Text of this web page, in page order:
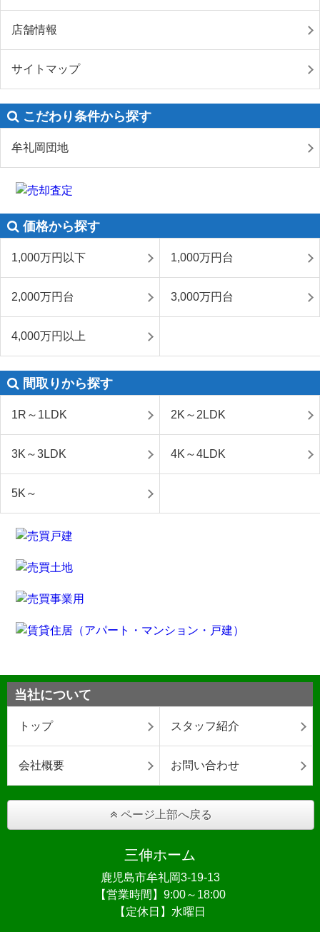
店舗情報
サイトマップ
こだわり条件から探す
牟礼岡団地
価格から探す
1,000万円以下 1,000万円台
2,000万円台 3,000万円台
4,000万円以上
間取りから探す
1R～1LDK 2K～2LDK
3K～3LDK 4K～4LDK
5K～
当社について
トップ スタッフ紹介
会社概要 お問い合わせ
ページ上部へ戻る
三伸ホーム
鹿児島市牟礼岡3-19-13
【営業時間】9:00～18:00
【定休日】水曜日